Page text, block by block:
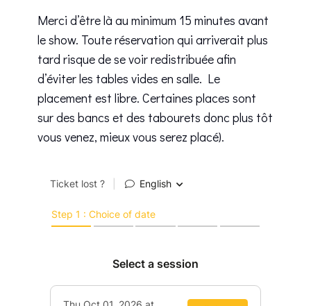
Merci d’être là au minimum 15 minutes avant
le show. Toute réservation qui arriverait plus
tard risque de se voir redistribuée afin
d’éviter les tables vides en salle. Le
placement est libre. Certaines places sont
sur des bancs et des tabourets donc plus tôt
vous venez, mieux vous serez placé).